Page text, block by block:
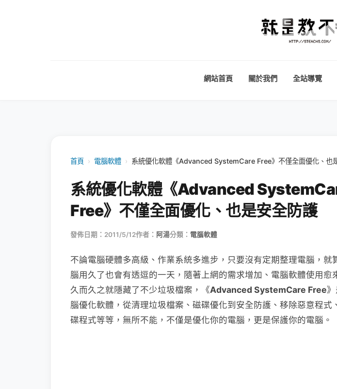
網站首頁 關於我們 全站導覽
首頁 › 電腦軟體 › 系統優化軟體《Advanced SystemCare Free》不僅全面優化、也
系統優化軟體《Advanced
Free》不僅全面優化、也是安全防護
發佈日期：2011/5/12作者： 阿湯分類： 電腦軟體
不論電腦硬體多高級、作業系統多進步，只要沒有定期整理電腦，就
腦用久了也會有透逗的一天，隨著上網的需求增加、電腦軟體使用愈
久而久之就隱藏了不少垃圾檔案，《Advanced SystemCare Free
腦優化軟體，從清理垃圾檔案、磁碟優化到安全防護、移除惡意程式
碟程式等等，無所不能，不僅是優化你的電腦，更是保護你的電腦。